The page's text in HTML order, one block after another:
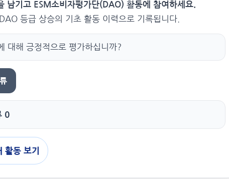
남기고 ESM소비자평가단(DAO) 활동에 참여하세요.
등급 상승의 기초 활동 이력으로 기록됩니다.
대해 긍정적으로 평가하십니까?
0
활동 보기